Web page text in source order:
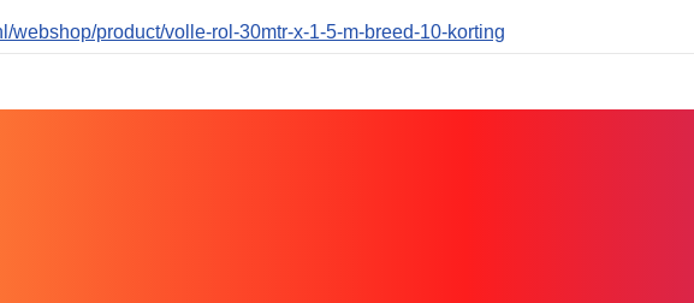
webshop/product/volle-rol-30mtr-x-1-5-m-breed-10-korting